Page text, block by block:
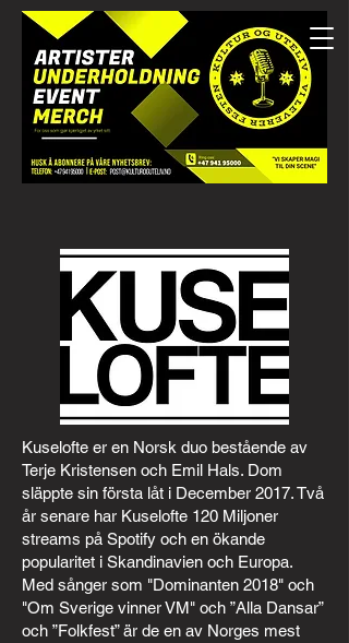
Kuselofte er en Norsk duo bestående av
Terje Kristensen och Emil Hals. Dom
släppte sin första låt i December 2017. Två
år senare har Kuselofte 120 Miljoner
streams på Spotify och en ökande
popularitet i Skandinavien och Europa.
Med sånger som "Dominanten 2018" och
"Om Sverige vinner VM" och ”Alla Dansar”
och ”Folkfest” är de en av Norges mest